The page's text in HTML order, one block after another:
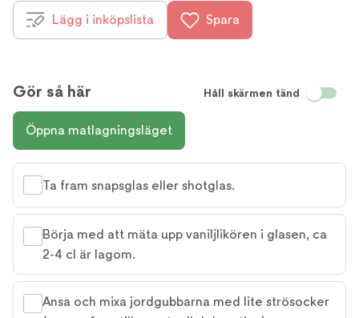
Lägg i inköpslista Spara
Gör så här Håll skärmen tänd
Öppna matlagningsläget
Ta fram snapsglas eller shotglas.
Börja med att mäta upp vaniljlikören i glasen, ca
2-4 cl är lagom.
Ansa och mixa jordgubbarna med lite strösocker